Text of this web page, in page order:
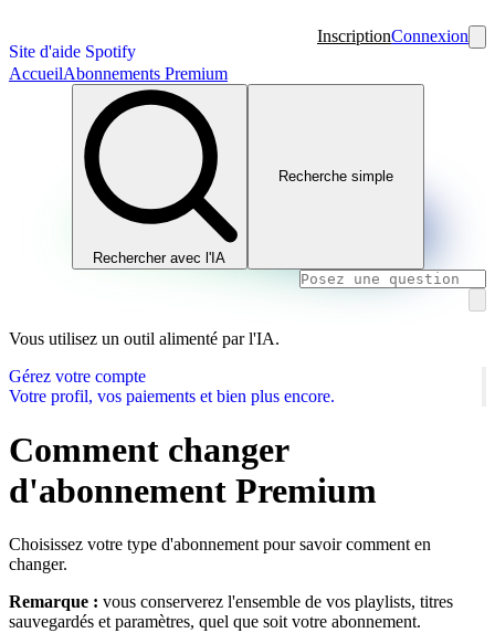
Site d'aide Spotify
InscriptionConnexion
AccueilAbonnements Premium
Rechercher avec l'IA
Recherche simple
Vous utilisez un outil alimenté par l'IA.
Gérez votre compte
Votre profil, vos paiements et bien plus encore.
Comment changer
d'abonnement Premium
Choisissez votre type d'abonnement pour savoir comment en
changer.
Remarque : vous conserverez l'ensemble de vos playlists, titres
sauvegardés et paramètres, quel que soit votre abonnement.